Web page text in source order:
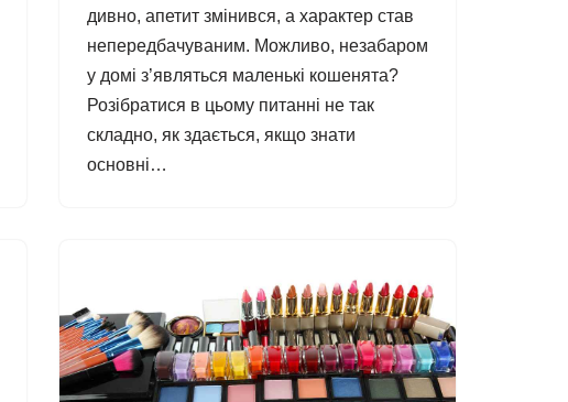
дивно, апетит змінився, а характер став
непередбачуваним. Можливо, незабаром
у домі з’являться маленькі кошенята?
Розібратися в цьому питанні не так
складно, як здається, якщо знати
основні…